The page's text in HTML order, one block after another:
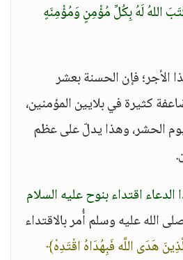
اللهُ لَهُ بِكُلِّ مُؤْمِنٍ وَمُؤْمِنَهٍ
فإن الحسنة بعشر
كثيرة في بلايين المؤمنين،
الحشر، وهذا يدلّ على عظم
اقتداء بنوح عليه السلام
الله عليه وسلم أُمر بالاقتداء
هَدَى اللَّه فَبِهُدَاهُ اقْتَدِهْ﴾